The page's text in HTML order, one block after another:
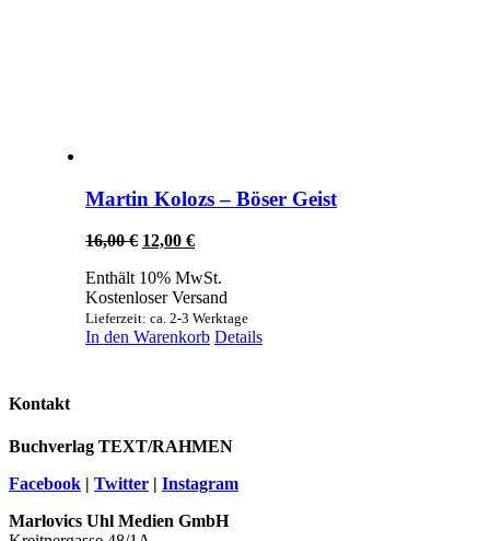
Martin Kolozs – Böser Geist
16,00€ Ursprünglicher
war:
16,00 €
12,00 €Aktueller
ist:
12,00 €.
Enthält 10% MwSt.
Kostenloser Versand
Lieferzeit: ca. 2-3 Werktage
In den Warenkorb Details
Kontakt
Buchverlag TEXT/RAHMEN
Facebook | Twitter | Instagram
Marlovics Uhl Medien GmbH